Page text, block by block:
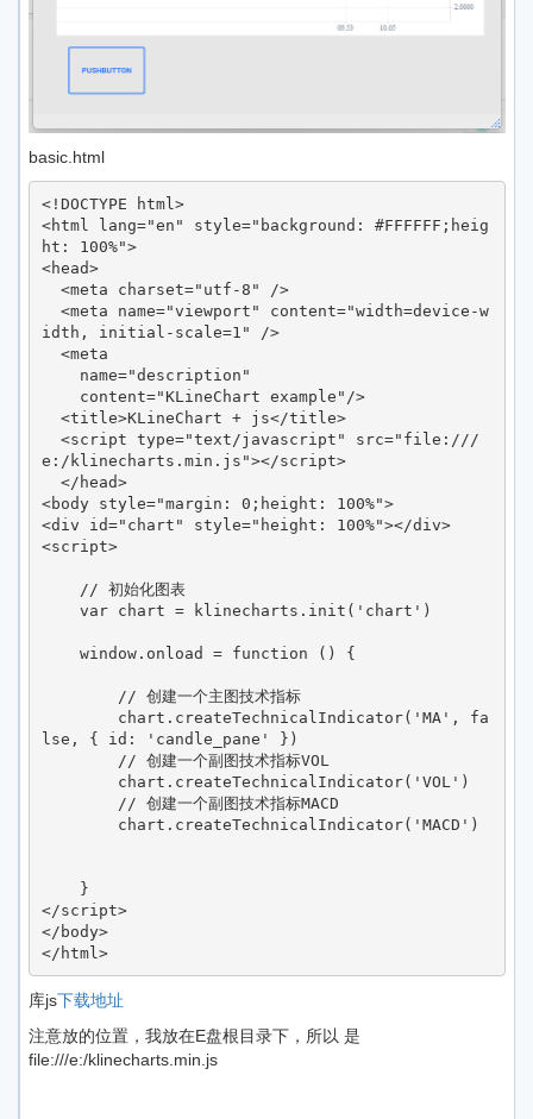
basic.html
<!DOCTYPE html>
<html lang="en" style="background: #FFFFFF;heig
ht: 100%">
<head>
idth, initial-scale=1" />
e:/klinecharts.min.js"></script>
<body style="margin: 0;height: 100%">
<div id="chart" style="height: 100%"></div>
<script>
lse, { id: 'candle_pane' })
</script>
</body>
</html>
库js下载地址
注意放的位置，我放在E盘根目录下，所以 是
file:///e:/klinecharts.min.js